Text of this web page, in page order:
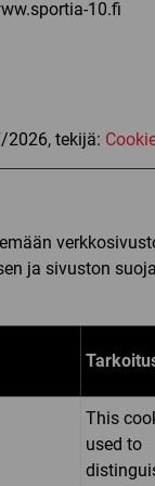
10.fi
tekijä:
ja sivuston
This
used to